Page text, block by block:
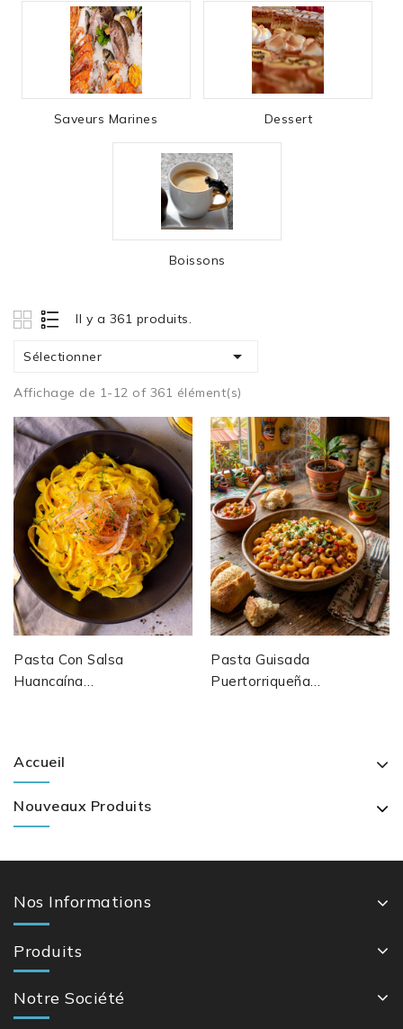
Saveurs Marines Dessert
Boissons
Il y a 361 produits.
Sélectionner 
Affichage de 1-12 of 361 élément(s)
Pasta Con Salsa
Huancaína
Pimentée —
Pasta Guisada
Puertorriqueña
Accueil
Nouveaux Produits
Nos Informations
Produits
Notre Société